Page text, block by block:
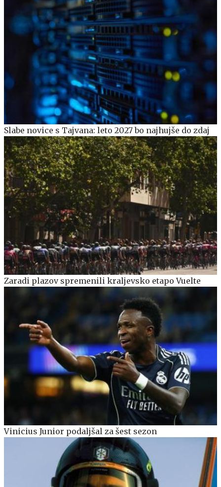
Slabe novice s Tajvana: leto 2027 bo najhujše do zdaj
Zaradi plazov spremenili kraljevsko etapo Vuelte
Vinicius Junior podaljšal za šest sezon